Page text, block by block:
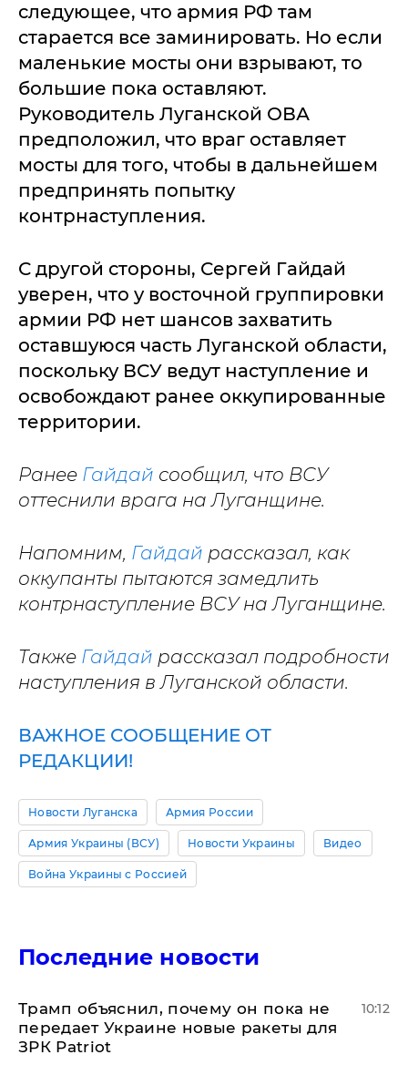
следующее, что армия РФ там
старается все заминировать. Но если
маленькие мосты они взрывают, то
большие пока оставляют.
Руководитель Луганской ОВА
предположил, что враг оставляет
мосты для того, чтобы в дальнейшем
предпринять попытку
контрнаступления.
С другой стороны, Сергей Гайдай
уверен, что у восточной группировки
армии РФ нет шансов захватить
оставшуюся часть Луганской области,
поскольку ВСУ ведут наступление и
освобождают ранее оккупированные
территории.
Ранее Гайдай сообщил, что ВСУ
оттеснили врага на Луганщине.
Напомним, Гайдай рассказал, как
оккупанты пытаются замедлить
контрнаступление ВСУ на Луганщине.
Также Гайдай рассказал подробности
наступления в Луганской области.
ВАЖНОЕ СООБЩЕНИЕ ОТ
РЕДАКЦИИ!
Новости Луганска Армия России
Армия Украины (ВСУ) Новости Украины Видео
Война Украины с Россией
Последние новости
Трамп объяснил, почему он пока не
передает Украине новые ракеты для
ЗРК Patriot
10:12